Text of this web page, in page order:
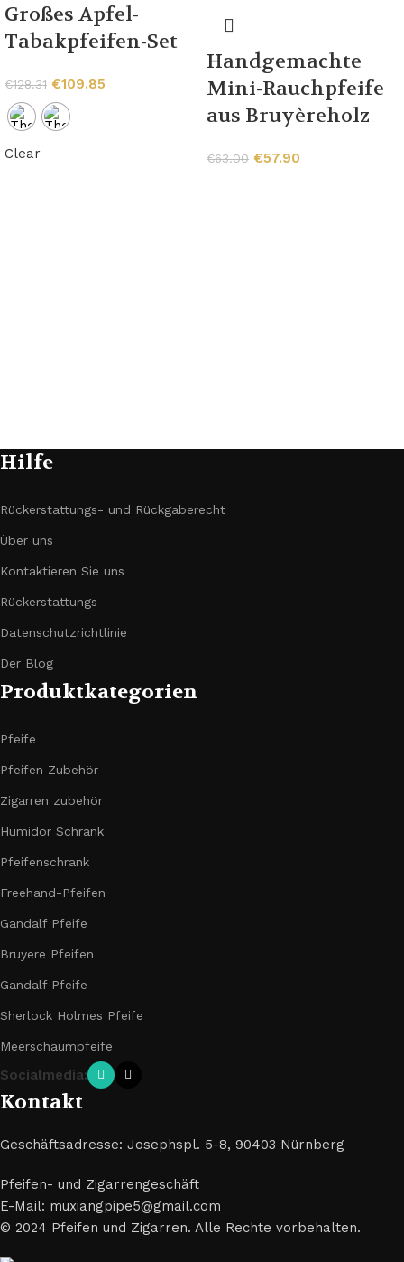
Großes Apfel-
Tabakpfeifen-Set
€128.31 €109.85
Clear
Handgemachte
Mini-Rauchpfeife
aus Bruyèreholz
€63.00 €57.90
Hilfe
Rückerstattungs- und Rückgaberecht
Über uns
Kontaktieren Sie uns
Rückerstattungs
Datenschutzrichtlinie
Der Blog
Produktkategorien
Pfeife
Pfeifen Zubehör
Zigarren zubehör
Humidor Schrank
Pfeifenschrank
Freehand-Pfeifen
Gandalf Pfeife
Bruyere Pfeifen
Gandalf Pfeife
Sherlock Holmes Pfeife
Meerschaumpfeife
Socialmedia:
Kontakt
Geschäftsadresse: Josephspl. 5-8, 90403 Nürnberg
Pfeifen- und Zigarrengeschäft
E-Mail: muxiangpipe5@gmail.com
© 2024 Pfeifen und Zigarren. Alle Rechte vorbehalten.